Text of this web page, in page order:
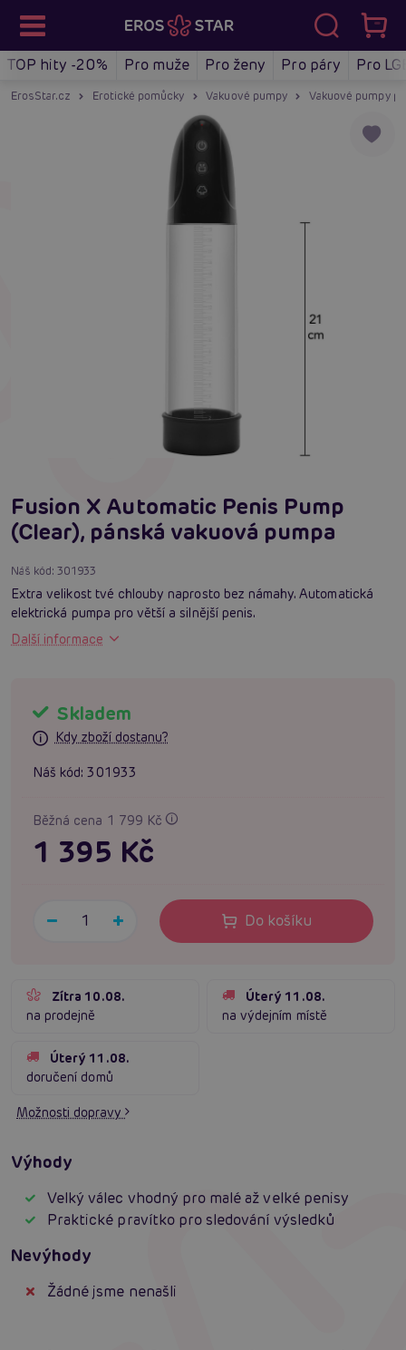
TOP hity -20% Pro muže Pro ženy Pro páry Pro
ErosStar.cz Erotické pomůcky Vakuové pumpy Vakuové pumpy
Fusion X Automatic Penis Pump
(Clear), pánská vakuová pumpa
Náš kód:301933
Extra velikost tvé chlouby naprosto bez námahy. Automatická
elektrická pumpa pro větší a silnější penis.
Další informace
Skladem
Kdy zboží dostanu?
Náš kód: 301933
Běžná cena 1 799 Kč
1 395 Kč
Do košíku
Zítra 10.08.
na prodejně
Úterý 11.08.
na výdejním místě
Úterý 11.08.
doručení domů
Možnosti dopravy
Výhody
Velký válec vhodný pro malé až velké penisy
Praktické pravítko pro sledování výsledků
Nevýhody
Žádné jsme nenašli